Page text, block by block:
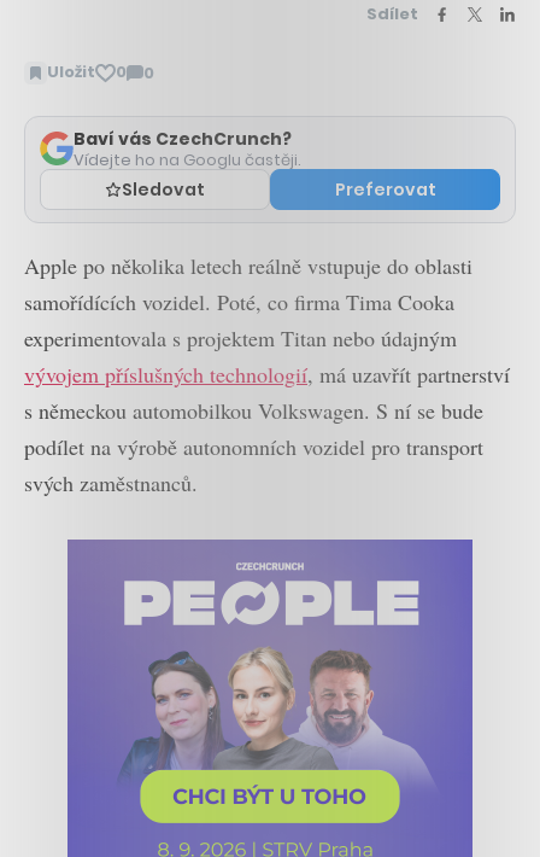
Sdílet
Uložit 0 0
Zobrazit
Baví vás CzechCrunch?
Vídejte ho na Googlu častěji.
Sledovat Preferovat
Apple po několika letech reálně vstupuje do oblasti
samořídících vozidel. Poté, co firma Tima Cooka
experimentovala s projektem Titan nebo údajným
vývojem příslušných technologií, má uzavřít partnerství
s německou automobilkou Volkswagen. S ní se bude
podílet na výrobě autonomních vozidel pro transport
svých zaměstnanců.